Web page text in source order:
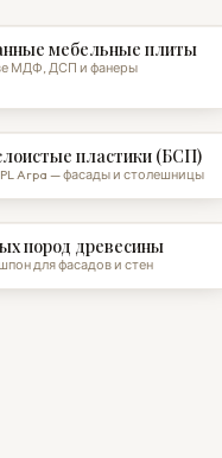
мебельные плиты
МДФ, ДСП и фанеры
пластики (БСП)
Arpa — фасады и столешницы
пород древесины
для фасадов и стен